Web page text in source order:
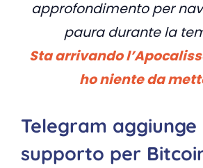
approfondimento per
paura durante la
Sta arrivando
ho niente da
Telegram aggiunge
supporto per